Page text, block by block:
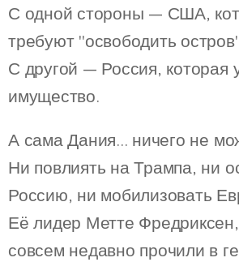
С одной стороны — США,
требуют "освободить
С другой — Россия, которая
имущество.
А сама Дания... ничего не
Ни повлиять на Трампа, ни
Россию, ни мобилизовать
Её лидер Метте
совсем недавно прочили в